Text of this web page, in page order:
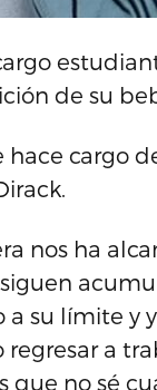
de su
cargo
nos ha
su límite y
a
que no sé